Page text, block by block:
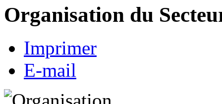
Organisation du
Imprimer
E-mail